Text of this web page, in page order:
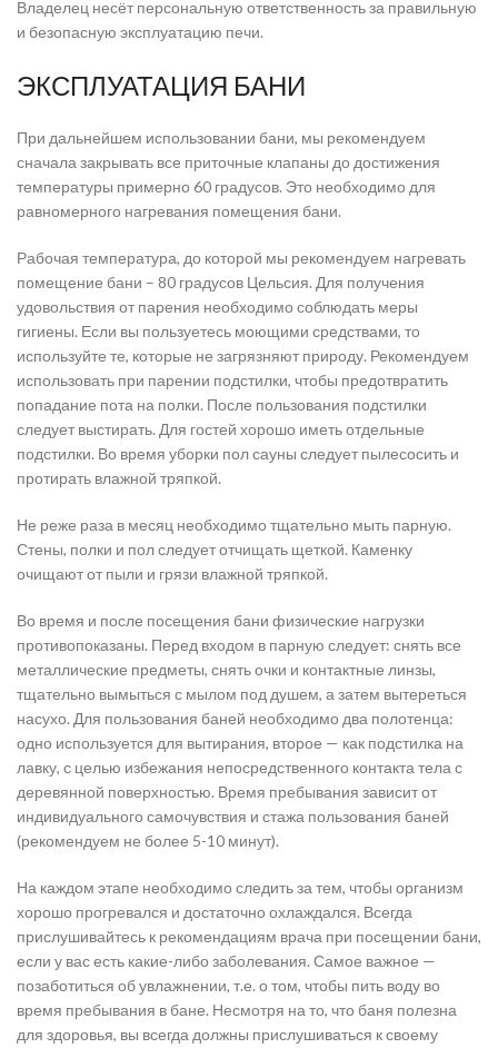
Владелец несёт персональную ответственность за правильную
и безопасную эксплуатацию печи.
ЭКСПЛУАТАЦИЯ БАНИ
При дальнейшем использовании бани, мы рекомендуем
сначала закрывать все приточные клапаны до достижения
температуры примерно 60 градусов. Это необходимо для
равномерного нагревания помещения бани.
Рабочая температура, до которой мы рекомендуем нагревать
помещение бани – 80 градусов Цельсия. Для получения
удовольствия от парения необходимо соблюдать меры
гигиены. Если вы пользуетесь моющими средствами, то
используйте те, которые не загрязняют природу. Рекомендуем
использовать при парении подстилки, чтобы предотвратить
попадание пота на полки. После пользования подстилки
следует выстирать. Для гостей хорошо иметь отдельные
подстилки. Во время уборки пол сауны следует пылесосить и
протирать влажной тряпкой.
Не реже раза в месяц необходимо тщательно мыть парную.
Стены, полки и пол следует отчищать щеткой. Каменку
очищают от пыли и грязи влажной тряпкой.
Во время и после посещения бани физические нагрузки
противопоказаны. Перед входом в парную следует: снять все
металлические предметы, снять очки и контактные линзы,
тщательно вымыться с мылом под душем, а затем вытереться
насухо. Для пользования баней необходимо два полотенца:
одно используется для вытирания, второе — как подстилка на
лавку, с целью избежания непосредственного контакта тела с
деревянной поверхностью. Время пребывания зависит от
индивидуального самочувствия и стажа пользования баней
(рекомендуем не более 5-10 минут).
На каждом этапе необходимо следить за тем, чтобы организм
хорошо прогревался и достаточно охлаждался. Всегда
прислушивайтесь к рекомендациям врача при посещении бани,
если у вас есть какие-либо заболевания. Самое важное —
позаботиться об увлажнении, т.е. о том, чтобы пить воду во
время пребывания в бане. Несмотря на то, что баня полезна
для здоровья, вы всегда должны прислушиваться к своему